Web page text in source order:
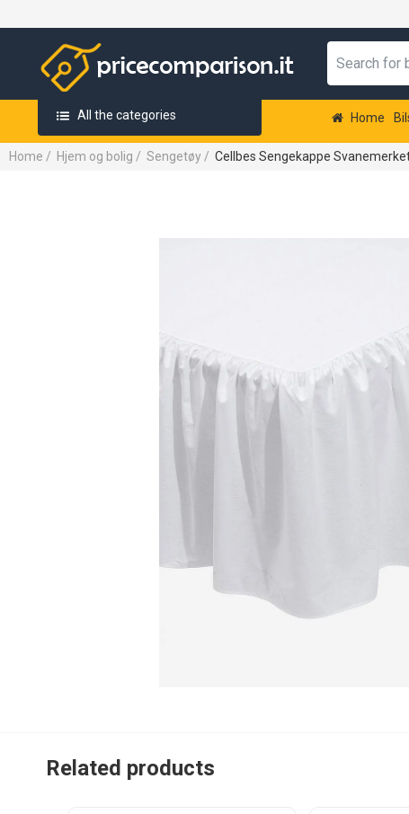
All the categories Home
Home / Hjem og bolig / Sengetøy / Cellbes Sengekappe
Related products